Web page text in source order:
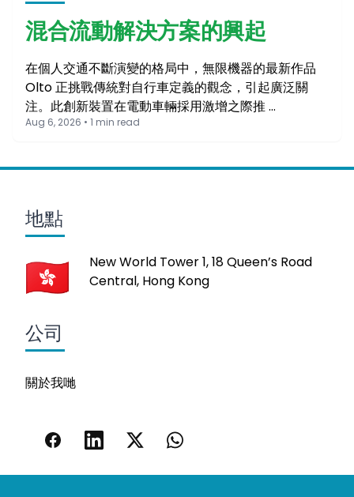
混合流動解決方案的興起
在個人交通不斷演變的格局中，無限機器的最新作品
Olto 正挑戰傳統對自行車定義的觀念，引起廣泛關
注。此創新裝置在電動車輛採用激增之際推 …
Aug 6, 2026 • 1 min read
地點
New World Tower 1, 18 Queen’s Road
Central, Hong Kong
公司
關於我哋